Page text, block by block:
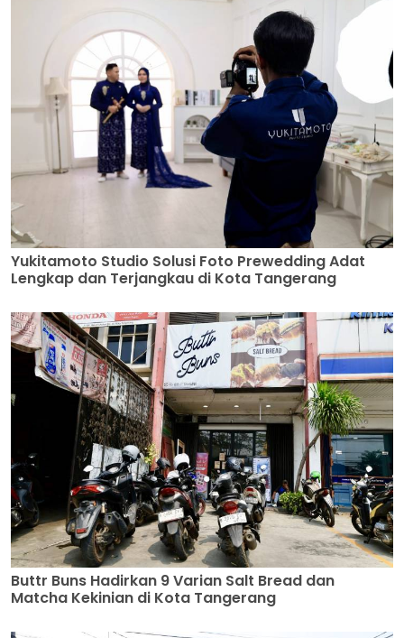
Yukitamoto Studio Solusi Foto Prewedding Adat
Lengkap dan Terjangkau di Kota Tangerang
Buttr Buns Hadirkan 9 Varian Salt Bread dan
Matcha Kekinian di Kota Tangerang